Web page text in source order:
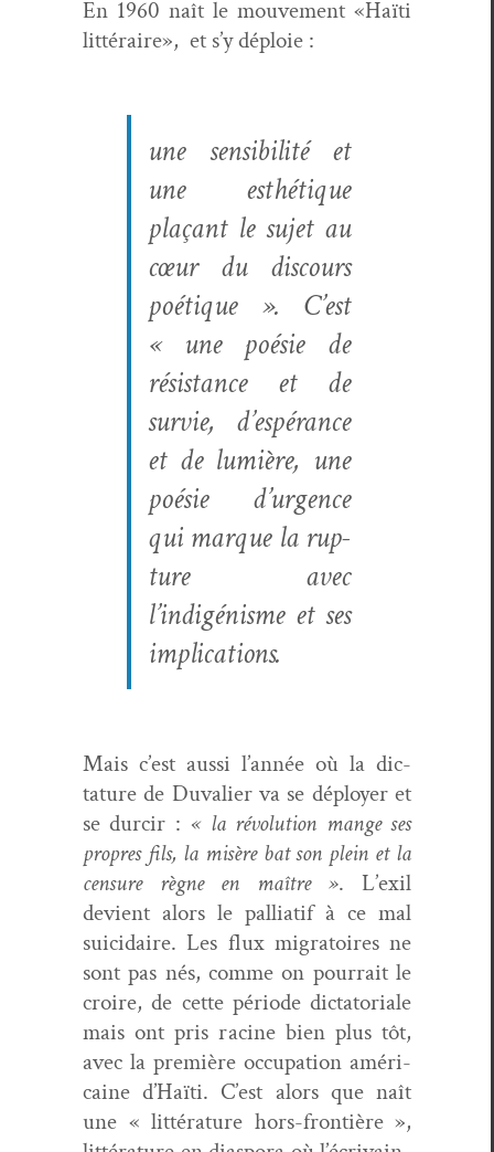
En 1960 naît le mou­ve­ment «Haïti
lit­téraire», et s’y déploie :
une sen­si­bil­ité et
une esthé­tique
plaçant le sujet au
cœur du dis­cours
poé­tique ». C’est
« une poésie de
résis­tance et de
survie, d’e­spérance
et de lumière, une
poésie d’ur­gence
qui mar­que la rup­
ture avec
l’indigénisme et ses
implications.
Mais c’est aus­si l’an­née où la dic­
tature de Duva­lier va se déploy­er et
se dur­cir : « la révo­lu­tion mange ses
pro­pres fils, la mis­ère bat son plein et la
cen­sure règne en maître ». L’ex­il
devient alors le pal­li­atif à ce mal
sui­cidaire. Les flux migra­toires ne
sont pas nés, comme on pour­rait le
croire, de cette péri­ode dic­ta­to­ri­ale
mais ont pris racine bien plus tôt,
avec la pre­mière occu­pa­tion améri­
caine d’Haïti. C’est alors que naît
une « lit­téra­ture hors-fron­tière »,